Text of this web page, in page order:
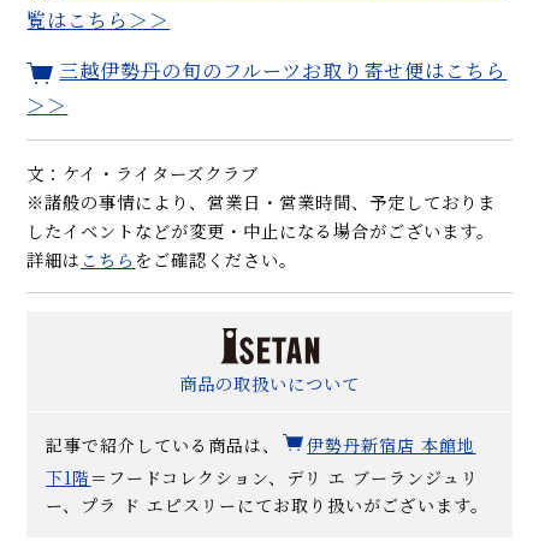
覧はこちら＞＞
三越伊勢丹の旬のフルーツお取り寄せ便はこちら
＞＞
文：ケイ・ライターズクラブ
※諸般の事情により、営業日・営業時間、予定しておりま
したイベントなどが変更・中止になる場合がございます。
詳細は こちら をご確認ください。
商品の取扱いについて
記事で紹介している商品は、
伊勢丹新宿店 本館地
下1階 ＝フードコレクション、デリ エ ブーランジュリ
ー、プラ ド エピスリーにてお取り扱いがございます。